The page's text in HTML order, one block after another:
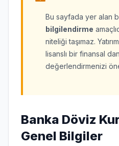
Bu sayfada yer alan
bilgilendirme
niteliği taşımaz.
lisanslı bir finansal
değerlendirmenizi
Banka Döviz
Genel Bilgiler